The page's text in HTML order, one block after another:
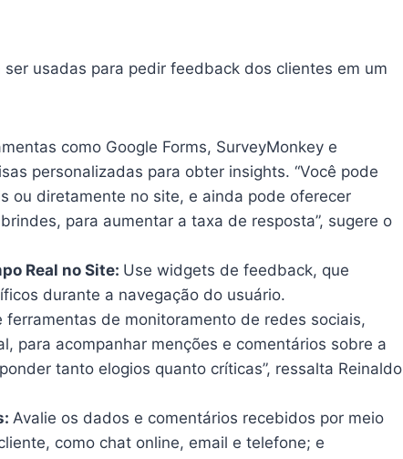
usadas para pedir feedback dos clientes em um
como Google Forms, SurveyMonkey e
personalizadas para obter insights. “Você pode
ou diretamente no site, e ainda pode oferecer
para aumentar a taxa de resposta”, sugere o
Real no Site: Use widgets de feedback, que
durante a navegação do usuário.
ferramentas de monitoramento de redes sociais,
para acompanhar menções e comentários sobre a
tanto elogios quanto críticas”, ressalta Reinaldo
Avalie os dados e comentários recebidos por meio
como chat online, email e telefone; e